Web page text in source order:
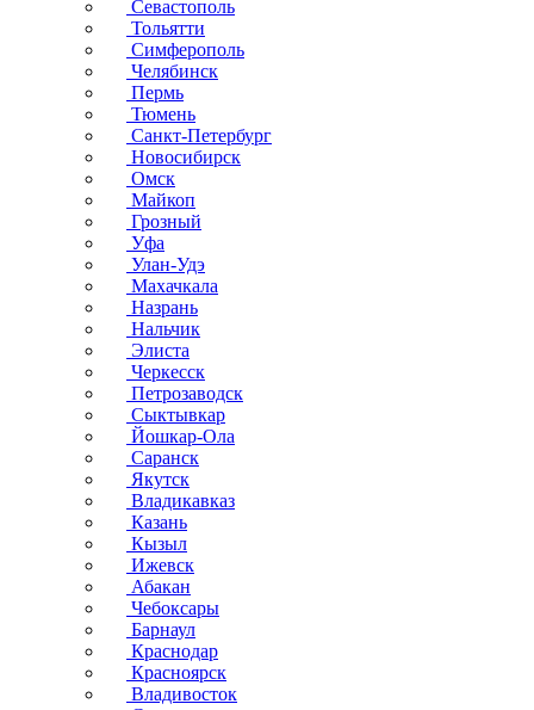
Севастополь
Тольятти
Симферополь
Челябинск
Пермь
Тюмень
Санкт-Петербург
Новосибирск
Омск
Майкоп
Грозный
Уфа
Улан-Удэ
Махачкала
Назрань
Нальчик
Элиста
Черкесск
Петрозаводск
Сыктывкар
Йошкар-Ола
Саранск
Якутск
Владикавказ
Казань
Кызыл
Ижевск
Абакан
Чебоксары
Барнаул
Краснодар
Красноярск
Владивосток